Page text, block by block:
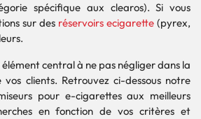
spécifique aux clearos). Si vous
sur des réservoirs ecigarette (pyrex,
central à ne pas négliger dans la
clients. Retrouvez ci-dessous notre
pour e-cigarettes aux meilleurs
en fonction de vos critères et